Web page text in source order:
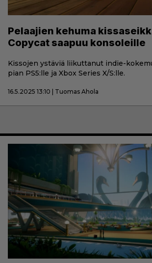
Pelaajien kehuma
Copycat saapuu konsoleille
Kissojen ystäviä liikuttanut indie-
pian PS5:lle ja Xbox Series X/S:lle.
16.5.2025 13:10 | Tuomas Ahola